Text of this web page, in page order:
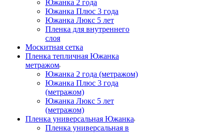
Южанка 2 года
Южанка Плюс 3 года
Южанка Люкс 5 лет
Пленка для внутреннего
слоя
Москитная сетка
Пленка тепличная Южанка
метражом
Южанка 2 года (метражом)
Южанка Плюс 3 года
(метражом)
Южанка Люкс 5 лет
(метражом)
Пленка универсальная Южанка
Пленка универсальная в